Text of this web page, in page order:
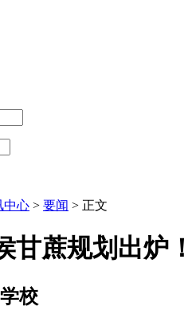
中心 > 要闻 > 正文
甘蔗规划出炉
校